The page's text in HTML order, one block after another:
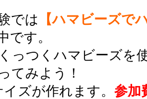
では 【ハマビーズで
です。
っつくハマビーズを
てみよう！
ズが作れます。 参加